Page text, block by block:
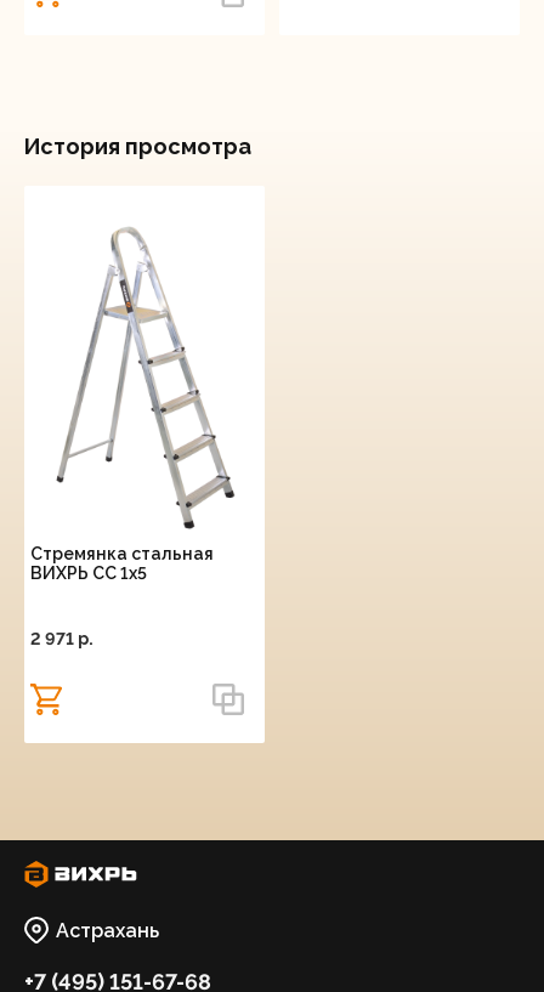
История просмотра
Стремянка стальная
ВИХРЬ СС 1х5
2 971 p.
Астрахань
+7 (495) 151-67-68